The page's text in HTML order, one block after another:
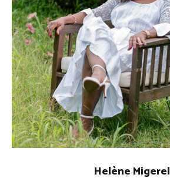
Helène Migerel